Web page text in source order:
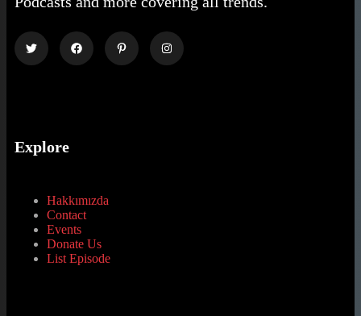
Explore
Hakkımızda
Contact
Events
Donate Us
List Episode